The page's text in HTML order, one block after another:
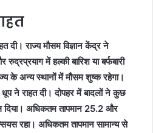
दी। राज्य मौसम विज्ञान केंद्र ने
रुद्रप्रयाग में हल्की बारिश या बर्फबारी
के अन्य स्थानों में मौसम शुष्क रहेगा।
ने राहत दी। दोपहर में बादलों ने कुछ
अधिकतम तापमान 25.2 और
रहा। अधिकतम तापमान सामान्य से